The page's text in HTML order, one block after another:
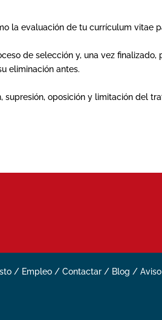
la evaluación de tu currículum vitae
de selección y, una vez finalizado,
eliminación antes.
oposición y limitación del
/ Empleo / Contactar / Blog /